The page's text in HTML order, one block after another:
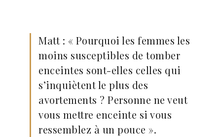
Matt : « Pourquoi les femmes les
moins susceptibles de tomber
enceintes sont-elles celles qui
s’inquiètent le plus des
avortements ? Personne ne veut
vous mettre enceinte si vous
ressemblez à un pouce ».